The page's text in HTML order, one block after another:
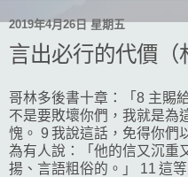
2019年4月26日 星期五
言出必行的代價（
哥林多後書十章：「8 主賜
不是要敗壞你們，我就是為
愧。 9 我說這話，免得你們
為有人說：「他的信又沉重
揚、言語粗俗的。」 11 這